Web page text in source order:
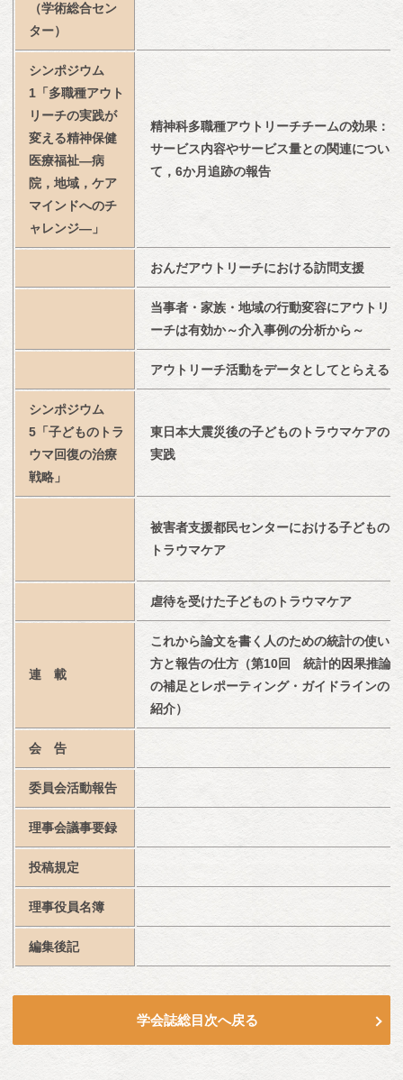
（学術総合セン
ター）
シンポジウム
1「多職種アウト
リーチの実践が
変える精神保健
医療福祉―病
院，地域，ケア
マインドへのチ
ャレンジ―」
精神科多職種アウトリーチチームの効果：
サービス内容やサービス量との関連につい
て，6か月追跡の報告
おんだアウトリーチにおける訪問支援
当事者・家族・地域の行動変容にアウトリ
ーチは有効か～介入事例の分析から～
アウトリーチ活動をデータとしてとらえる
シンポジウム
5「子どものトラ
ウマ回復の治療
戦略」
東日本大震災後の子どものトラウマケアの
実践
被害者支援都民センターにおける子どもの
トラウマケア
虐待を受けた子どものトラウマケア
連　載
これから論文を書く人のための統計の使い
方と報告の仕方（第10回　統計的因果推論
の補足とレポーティング・ガイドラインの
紹介）
会　告
委員会活動報告
理事会議事要録
投稿規定
理事役員名簿
編集後記
学会誌総目次へ戻る